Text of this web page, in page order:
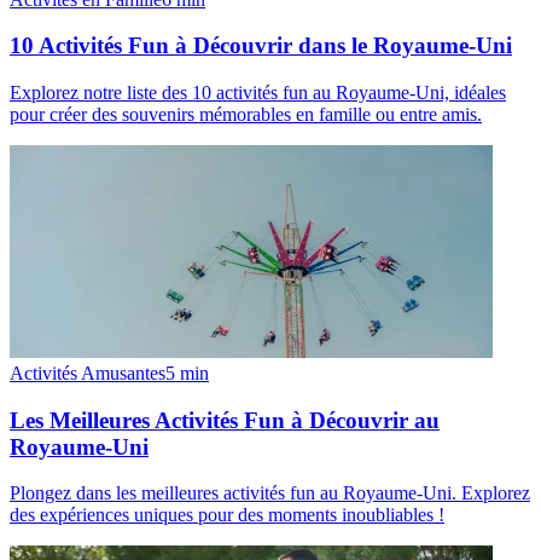
10 Activités Fun à Découvrir dans le Royaume-Uni
Explorez notre liste des 10 activités fun au Royaume-Uni, idéales
pour créer des souvenirs mémorables en famille ou entre amis.
Activités Amusantes5 min
Les Meilleures Activités Fun à Découvrir au
Royaume-Uni
Plongez dans les meilleures activités fun au Royaume-Uni. Explorez
des expériences uniques pour des moments inoubliables !